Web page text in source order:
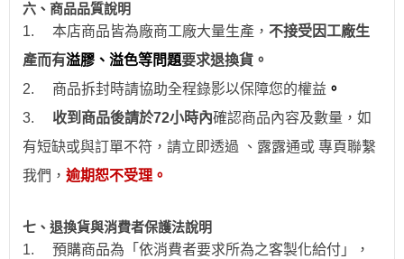
六、商品品質說明
1.
本店商品皆為廠商工廠大量生產， 不接受因工廠生
產而有溢膠、溢色等問題要求退換貨。
2.
商品拆封時請協助全程錄影以保障您的權益 。
3.
收到商品後請於72小時內確認商品內容及數量，如
有短缺或與訂單不符，請立即透過
、露露通或 專頁聯繫
我們， 逾期恕不受理。
七、退換貨與消費者保護法說明
1.
預購商品為「依消費者要求所為之客製化給付」，